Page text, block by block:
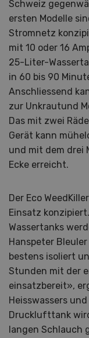
Schweiz
ersten Modelle
Stromnetz
mit 10 oder 16
25-Liter-
in 60 bis 90
Anschliessend
zur Unkrautund
Das mit zwei
Gerät kann
und mit dem drei
Ecke erreicht.
Der Eco
Einsatz
Wassertanks
Hanspeter
bestens isoliert
Stunden mit der
einsatzbereit»,
Heisswassers
Drucklufttank
langen Schlauch